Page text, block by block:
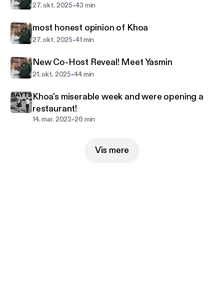
27. okt. 2025-43 min
most honest opinion of Khoa
27. okt. 2025-41 min
New Co-Host Reveal! Meet Yasmin
21. okt. 2025-44 min
Khoa's miserable week and were opening a
restaurant!
14. mar. 2023-26 min
Vis mere